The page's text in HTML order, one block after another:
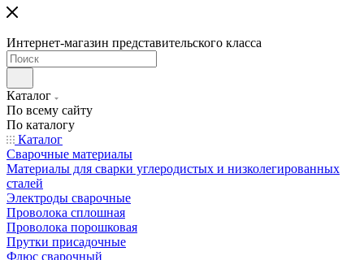
Интернет-магазин представительского класса
Каталог
По всему сайту
По каталогу
Каталог
Сварочные материалы
Материалы для сварки углеродистых и низколегированных
сталей
Электроды сварочные
Проволока сплошная
Проволока порошковая
Прутки присадочные
Флюс сварочный